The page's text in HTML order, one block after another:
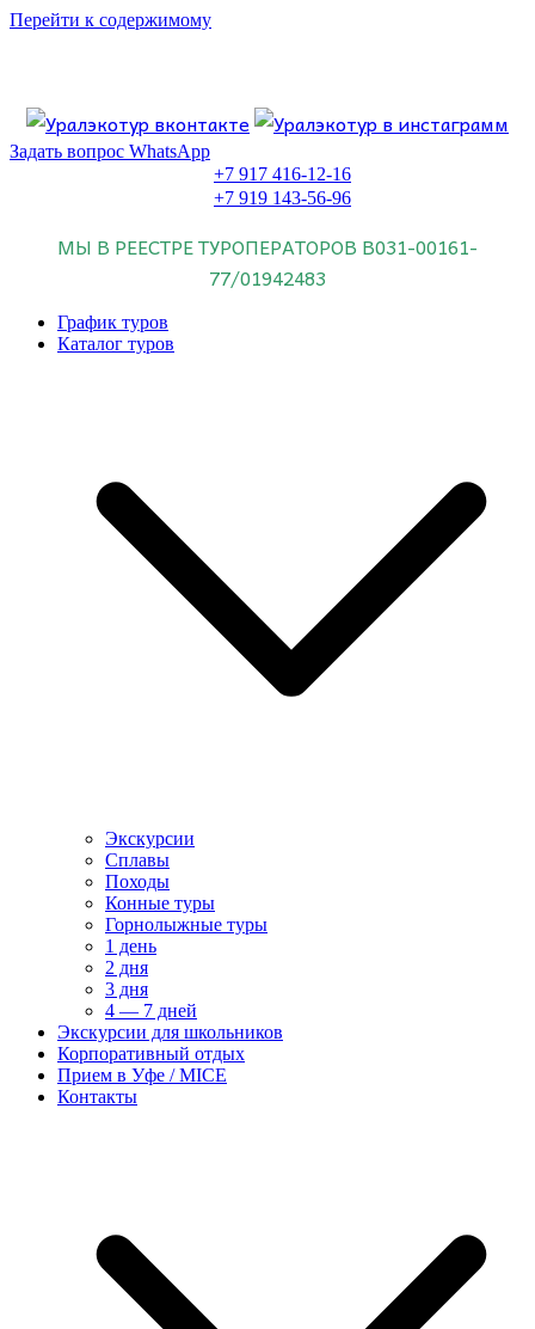
Перейти к содержимому
Знайте об этом.
Задать вопрос WhatsApp
+7 917 416-12-16
+7 919 143-56-96
МЫ В РЕЕСТРЕ ТУРОПЕРАТОРОВ В031-00161-
77/01942483
График туров
Каталог туров
Экскурсии
Сплавы
Походы
Конные туры
Горнолыжные туры
1 день
2 дня
3 дня
4 — 7 дней
Экскурсии для школьников
Корпоративный отдых
Прием в Уфе / MICE
Контакты